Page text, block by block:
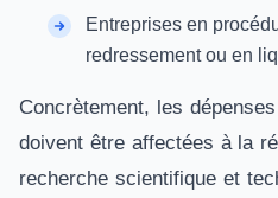
Entreprises en
redressement ou en
Concrètement, les
doivent être affectées à la
recherche scientifique et